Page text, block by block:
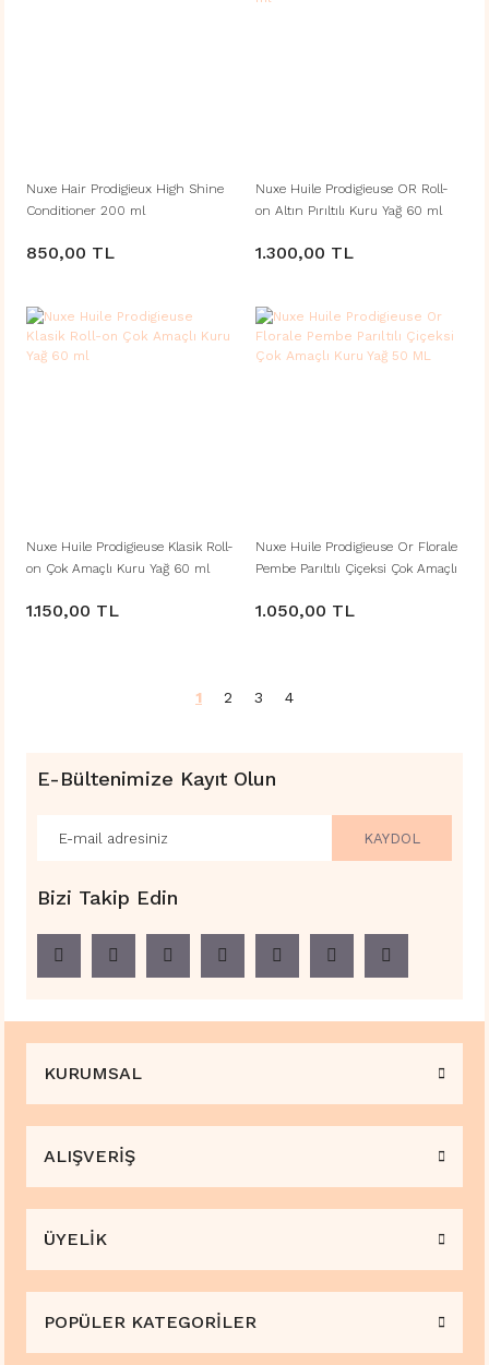
Nuxe Hair Prodigieux High Shine
Conditioner 200 ml
850,00 TL
Nuxe Huile Prodigieuse OR Roll-
on Altın Pırıltılı Kuru Yağ 60 ml
1.300,00 TL
Nuxe Huile Prodigieuse Klasik Roll-
on Çok Amaçlı Kuru Yağ 60 ml
1.150,00 TL
Nuxe Huile Prodigieuse Or Florale
Pembe Parıltılı Çiçeksi Çok Amaçlı
1.050,00 TL
1 2 3 4
E-Bültenimize Kayıt Olun
KAYDOL
Bizi Takip Edin
KURUMSAL
ALIŞVERİŞ
ÜYELİK
POPÜLER KATEGORİLER